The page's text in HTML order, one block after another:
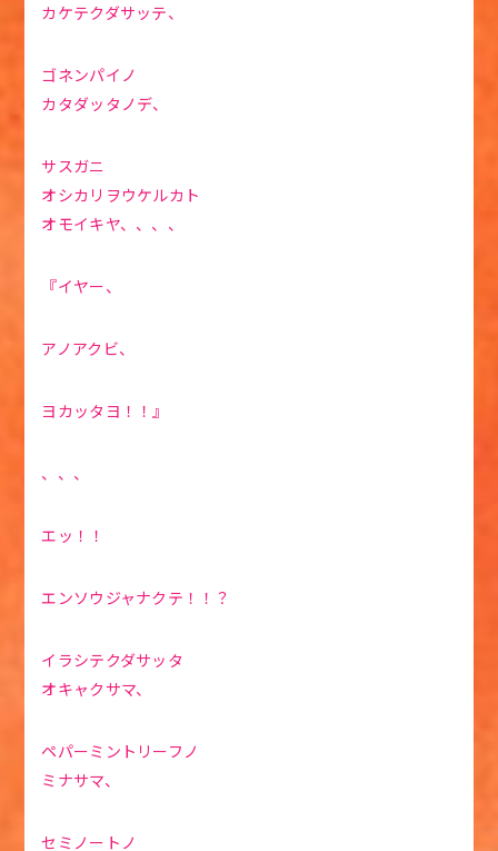
カケテクダサッテ、
ゴネンパイノ
カタダッタノデ、
サスガニ
オシカリヲウケルカト
オモイキヤ、、、、
『イヤー、
アノアクビ、
ヨカッタヨ！！』
、、、
エッ！！
エンソウジャナクテ！！？
イラシテクダサッタ
オキャクサマ、
ペパーミントリーフノ
ミナサマ、
セミノートノ